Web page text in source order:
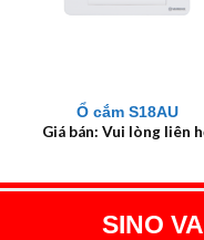
Ổ cắm S18AU
Giá bán: Vui lòng liên
SINO